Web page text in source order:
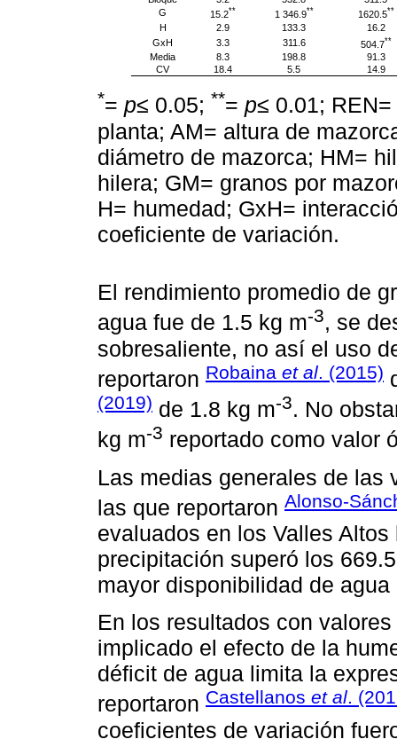
G
15.2** 1 346.9** 1620.5**
H 2.9 133.3
16.2
GxH
3.3 311.6 504.7**
Media 8.3 198.8
91.3
CV
18.4 5.5 14.9
*= p≤ 0.05; **= p≤ 0.01;
planta; AM= altura de
diámetro de mazorca; HM=
hilera; GM= granos por
H= humedad; GxH=
coeficiente de variación.
El rendimiento promedio de
agua fue de 1.5 kg m-3, se
sobresaliente, no así el uso
reportaron Robaina et al. (2015)
(2019) de 1.8 kg m-3. No
kg m-3 reportado como valor
Las medias generales de las
las que reportaron Alonso-
evaluados en los Valles
precipitación superó los
mayor disponibilidad de
En los resultados con
implicado el efecto de la
déficit de agua limita la
reportaron Castellanos et al.
coeficientes de variación